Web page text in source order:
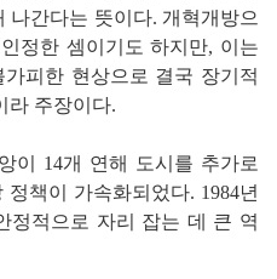
나간다는 뜻이다. 개혁개방으
정한 셈이기도 하지만, 이는
피한 현상으로 결국 장기적
라 주장이다.
이 14개 연해 도시를 추가로
책이 가속화되었다. 1984년
정적으로 자리 잡는 데 큰 역